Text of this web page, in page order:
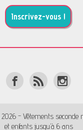
Inscrivez-vous !
2026 - Vêtements seconde
et enfants jusqu’à 6 ans